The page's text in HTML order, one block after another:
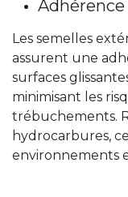
Les semelles
assurent une
surfaces
minimisant les
trébuchements.
hydrocarbures,
environnements